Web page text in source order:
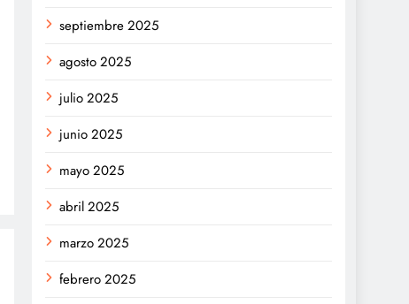
septiembre 2025
agosto 2025
julio 2025
junio 2025
mayo 2025
abril 2025
marzo 2025
febrero 2025